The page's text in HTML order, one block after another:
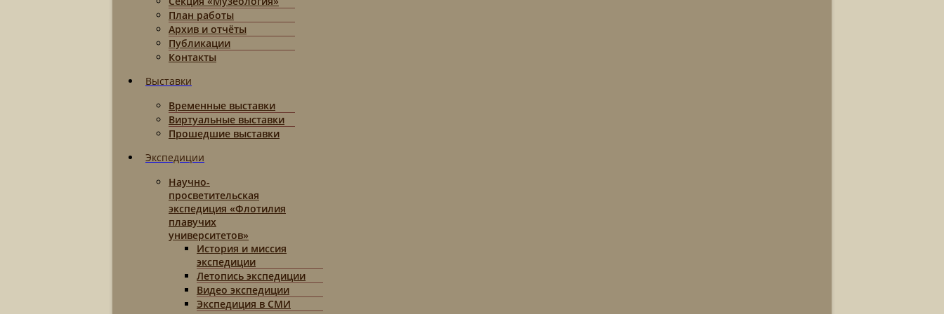
План работы
Архив и отчёты
Публикации
Контакты
Выставки
Временные выставки
Виртуальные выставки
Прошедшие выставки
Экспедиции
Научно-
просветительская
экспедиция «Флотилия
плавучих
университетов»
История и миссия
экспедиции
Летопись экспедиции
Видео экспедиции
Экспедиция в СМИ